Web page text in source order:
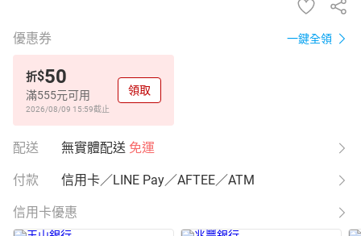
優惠券 一鍵全領
折$50
滿555元可用
2026/08/09 15:59截止
領取
配送 無實體配送 免運
付款 信用卡／LINE Pay／AFTEE／ATM
信用卡優惠